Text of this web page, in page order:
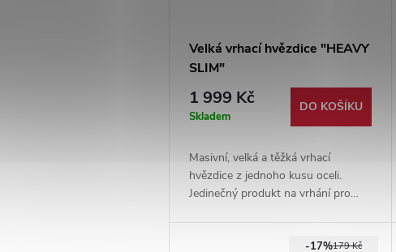
Velká vrhací hvězdice "HEAVY
SLIM"
1 999 Kč
Skladem
DO KOŠÍKU
Masivní, velká a těžká vrhací
hvězdice z jednoho kusu oceli.
Jedinečný produkt na vrhání pro
179 Kč
-17%